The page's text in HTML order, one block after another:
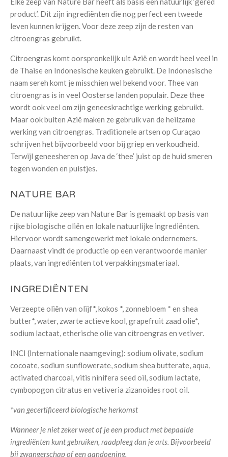
product’. Dit zijn ingrediënten die nog perfect een tweede
leven kunnen krijgen. Voor deze zeep zijn de resten van
citroengras gebruikt.
Citroengras komt oorspronkelijk uit Azië en wordt heel veel in
de Thaise en Indonesische keuken gebruikt. De Indonesische
naam sereh komt je misschien wel bekend voor. Thee van
citroengras is in veel Oosterse landen populair. Deze thee
wordt ook veel om zijn geneeskrachtige werking gebruikt.
Maar ook buiten Azië maken ze gebruik van de heilzame
werking van citroengras. Traditionele artsen op Curaçao
schrijven het bijvoorbeeld voor bij griep en verkoudheid.
Terwijl geneesheren op Java de ‘thee’ juist op de huid smeren
tegen wonden en puistjes.
NATURE BAR
Denatuurlijke zeep van Nature Bar is gemaakt op basis van
rijke biologische oliën en lokale natuurlijke ingrediënten.
Hiervoor wordt samengewerkt met lokale ondernemers.
Daarnaast vindt de productie op een verantwoorde manier
plaats, van ingrediënten tot verpakkingsmateriaal.
INGREDIËNTEN
Verzeepte oliën van olijf*, kokos *, zonnebloem * en shea
butter*, water, zwarte actieve kool, grapefruit zaad olie*,
sodium lactaat, etherische olie van citroengras en vetiver.
INCI (Internationale naamgeving): sodium olivate, sodium
cocoate, sodium sunflowerate, sodium shea butterate, aqua,
activated charcoal, vitis ninifera seed oil, sodium lactate,
cymbopogon citratus en vetiveria zizanoides root oil.
*van gecertificeerd biologische herkomst
Wanneer je niet zeker weet of je een product met bepaalde
ingrediënten kunt gebruiken, raadpleeg dan je arts. Bijvoorbeeld
bij zwangerschap of een aandoening.